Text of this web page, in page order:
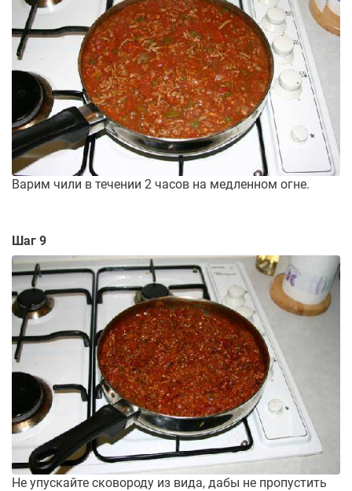
Варим чили в течении 2 часов на медленном огне.
Шаг 9
Не упускайте сковороду из вида, дабы не пропустить